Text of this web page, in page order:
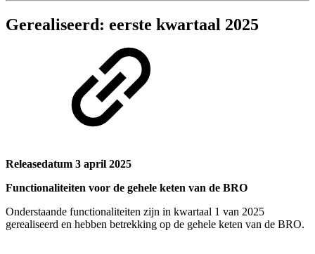
Gerealiseerd: eerste kwartaal 2025
Releasedatum 3 april 2025
Functionaliteiten voor de gehele keten van de BRO
Onderstaande functionaliteiten zijn in kwartaal 1 van 2025
gerealiseerd en hebben betrekking op de gehele keten van de BRO.